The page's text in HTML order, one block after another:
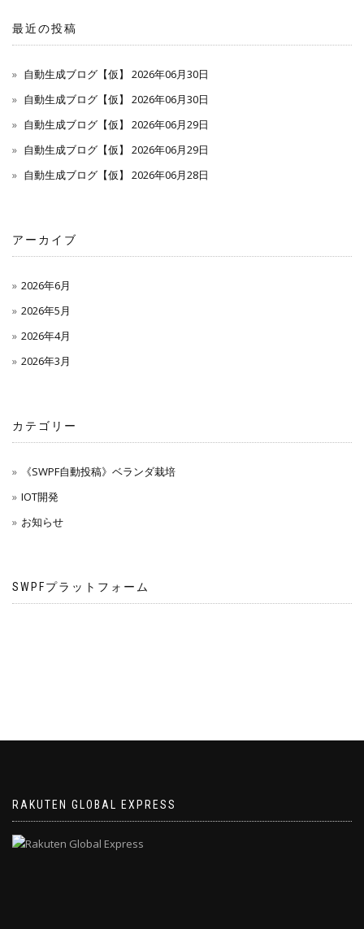
ゲ
ー
シ
ョ
ン
最近の投稿
自動生成ブログ【仮】 2026年06月30日
自動生成ブログ【仮】 2026年06月30日
自動生成ブログ【仮】 2026年06月29日
自動生成ブログ【仮】 2026年06月29日
自動生成ブログ【仮】 2026年06月28日
アーカイブ
2026年6月
2026年5月
2026年4月
2026年3月
カテゴリー
《SWPF自動投稿》ベランダ栽培
IOT開発
お知らせ
SWPFプラットフォーム
RAKUTEN GLOBAL EXPRESS